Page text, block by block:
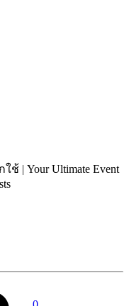
| Your Ultimate Event